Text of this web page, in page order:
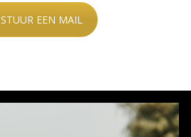
STUUR EEN MAIL